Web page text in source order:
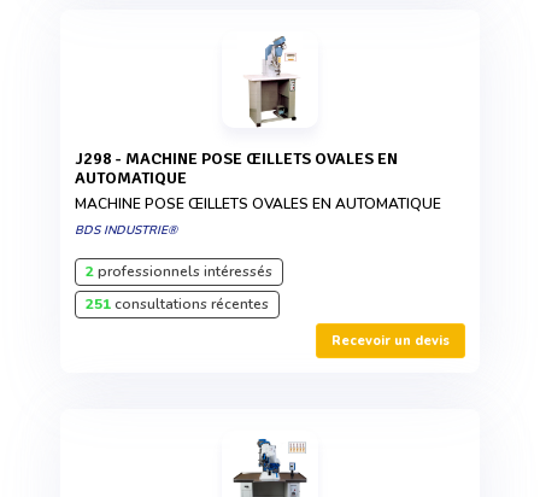
J298 - MACHINE POSE ŒILLETS OVALES EN
AUTOMATIQUE
MACHINE POSE ŒILLETS OVALES EN AUTOMATIQUE
BDS INDUSTRIE®
2professionnels intéressés
251consultations récentes
Recevoir un devis